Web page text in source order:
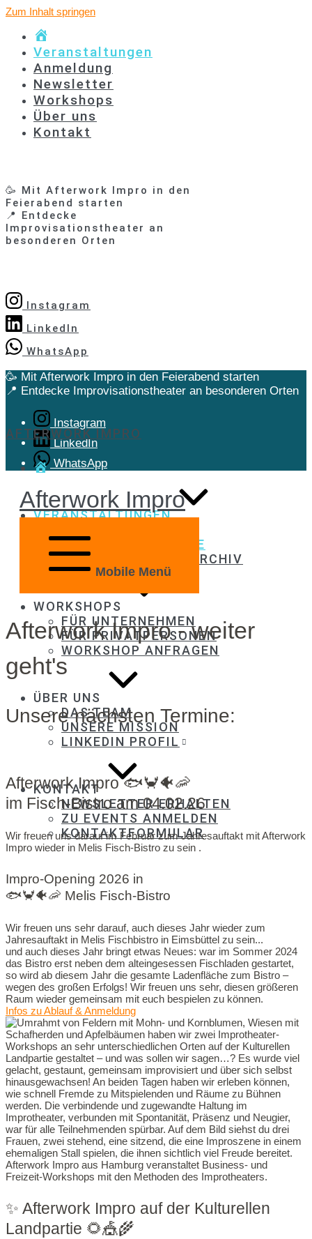
Zum Inhalt springen
Veranstaltungen
Anmeldung
Newsletter
Workshops
Über uns
Kontakt
🥳 Mit Afterwork Impro in den
Feierabend starten
📍 Entdecke
Improvisationstheater an
besonderen Orten
Instagram
LinkedIn
WhatsApp
🥳 Mit Afterwork Impro in den Feierabend starten
📍 Entdecke Improvisationstheater an besonderen Orten
Instagram
LinkedIn
WhatsApp
AFTERWORK IMPRO
START
VERANSTALTUNGEN
KOMMENDE TERMINE
VERANSTALTUNGSARCHIV
WORKSHOPS
FÜR UNTERNEHMEN
FÜR PRIVATPERSONEN
WORKSHOP ANFRAGEN
ÜBER UNS
DAS TEAM
UNSERE MISSION
LINKEDIN PROFIL
KONTAKT
NEWSLETTER ERHALTEN
ZU EVENTS ANMELDEN
KONTAKTFORMULAR
Afterwork Impro
Mobile Menü
Afterwork Impro - weiter
geht's
Unsere nächsten Termine:
Afterwork Impro 🐟🦀🐠🦐
im Fisch-Bistro am 04.02.26
Wir freuen uns darauf im Februar zum Jahresauftakt mit Afterwork
Impro wieder in Melis Fisch-Bistro zu sein .
Impro-Opening 2026 in
🐟🦀🐠🦐 Melis Fisch-Bistro
Wir freuen uns sehr darauf, auch dieses Jahr wieder zum
Jahresauftakt in Melis Fischbistro in Eimsbüttel zu sein...
und auch dieses Jahr bringt etwas Neues: war im Sommer 2024
das Bistro erst neben dem alteingesessen Fischladen gestartet,
so wird ab diesem Jahr die gesamte Ladenfläche zum Bistro –
wegen des großen Erfolgs! Wir freuen uns sehr, diesen größeren
Raum wieder gemeinsam mit euch bespielen zu können.
Infos zu Ablauf & Anmeldung
✨ Afterwork Impro auf der Kulturellen
Landpartie 🌻🎪🌾